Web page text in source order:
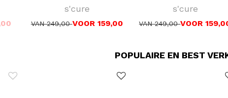
s'cure
VAN 249,00VOOR 159,00
s'cure
VAN 249,00VOOR
POPULAIRE EN BEST